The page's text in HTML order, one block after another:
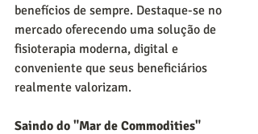
benefícios de sempre. Destaque-se no
mercado oferecendo uma solução de
fisioterapia moderna, digital e
conveniente que seus beneficiários
realmente valorizam.
Saindo do "Mar de Commodities"